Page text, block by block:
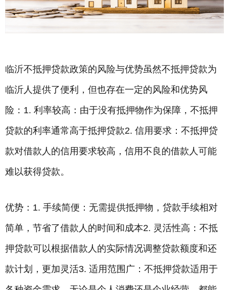
临沂不抵押贷款政策的风险与优势虽然不抵押贷款为
临沂人提供了便利，但也存在一定的风险和优势风
险：1. 利率较高：由于没有抵押物作为保障，不抵押
贷款的利率通常高于抵押贷款2. 信用要求：不抵押贷
款对借款人的信用要求较高，信用不良的借款人可能
难以获得贷款。
优势：1. 手续简便：无需提供抵押物，贷款手续相对
简单，节省了借款人的时间和成本2. 灵活性高：不抵
押贷款可以根据借款人的实际情况调整贷款额度和还
款计划，更加灵活3. 适用范围广：不抵押贷款适用于